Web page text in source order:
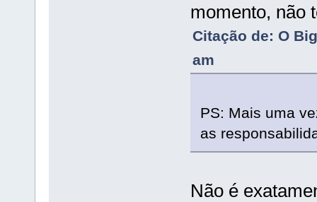
momento, não
Citação de: O
am
PS: Mais uma
as
Não é